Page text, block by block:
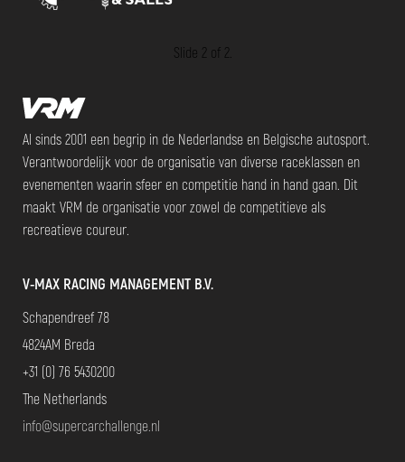
Slide 2 of 2.
Al sinds 2001 een begrip in de Nederlandse en Belgische autosport.
Verantwoordelijk voor de organisatie van diverse raceklassen en
evenementen waarin sfeer en competitie hand in hand gaan. Dit
maakt VRM de organisatie voor zowel de competitieve als
recreatieve coureur.
V-MAX RACING MANAGEMENT B.V.
Schapendreef 78
4824AM Breda
+31 (0) 76 5430200
The Netherlands
info@supercarchallenge.nl